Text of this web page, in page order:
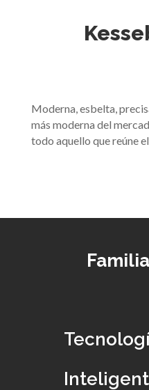
Moderna, esbelta,
más moderna del
todo aquello que reúne
F